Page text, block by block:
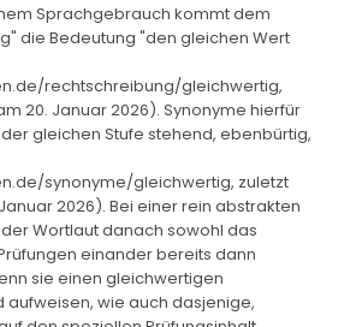
Sprachgebrauch kommt dem
die Bedeutung "den gleichen Wert
rechtschreibung/gleichwertig,
20. Januar 2026). Synonyme hierfür
gleichen Stufe stehend, ebenbürtig,
synonyme/gleichwertig, zuletzt
2026). Bei einer rein abstrakten
Wortlaut danach sowohl das
einander bereits dann
sie einen gleichwertigen
aufweisen, wie auch dasjenige,